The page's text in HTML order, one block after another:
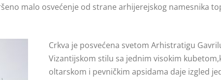
malo osvećenje od strane arhijerejskog namesnika
Crkva je posvećena svetom Arhistratigu
Vizantijskom stilu sa jednim visokim
oltarskom i pevničkim apsidama daje izgled